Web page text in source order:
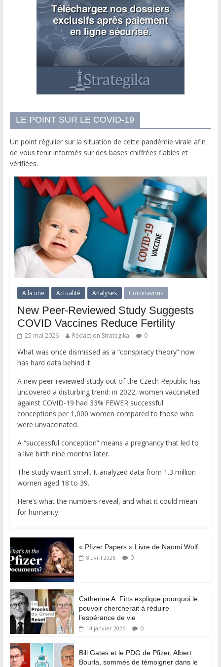
LE POINT SUR LE COVID-19
Un point régulier sur la situation de cette pandémie virale afin
de vous tenir informés sur des bases chiffrées fiables et
vérifiées.
A la une Actualité Analyses Coronavirus
New Peer-Reviewed Study Suggests
COVID Vaccines Reduce Fertility
25 mai 2026 Rédaction Strategika 0
What was once dismissed as a “conspiracy theory” now
has hard data behind it.
A new peer-reviewed study out of the Czech Republic has
uncovered a disturbing trend: in 2022, women vaccinated
against COVID-19 had 33% FEWER successful
conceptions per 1,000 women compared to those who
were unvaccinated.
A “successful conception” means a pregnancy that led to
a live birth nine months later.
The study wasn’t small. It analyzed data from 1.3 million
women aged 18 to 39.
Here’s what the numbers reveal, and what it could mean
for humanity.
« Pfizer Papers » Livre de Naomi Wolf
8 avril 2026 0
Catherine A. Fitts explique pourquoi le
pouvoir chercherait à réduire
l’espérance de vie
14 janvier 2026 0
Bill Gates et le PDG de Pfizer, Albert
Bourla, sommés de témoigner dans le